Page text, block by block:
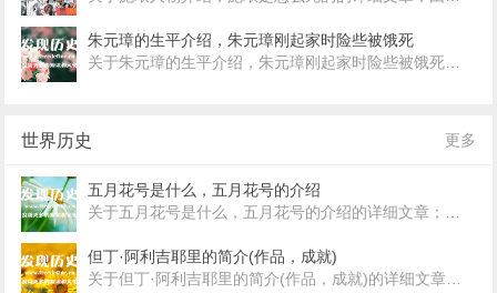
朱元璋的生平介绍，朱元璋刚起家时险些被饿死
世界历史 更多
五月花号是什么，五月花号的介绍
但丁·阿利吉耶里的简介(作品，成就)